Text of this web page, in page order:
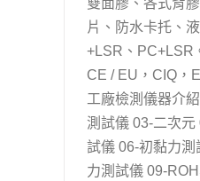
雙面膠、各式背
片、防水卡托、
+LSR、PC+LSR
CE / EU，CIQ，
工廠檢測儀器介
測試儀 03-二次元
試儀 06-初黏力
力測試儀 09-